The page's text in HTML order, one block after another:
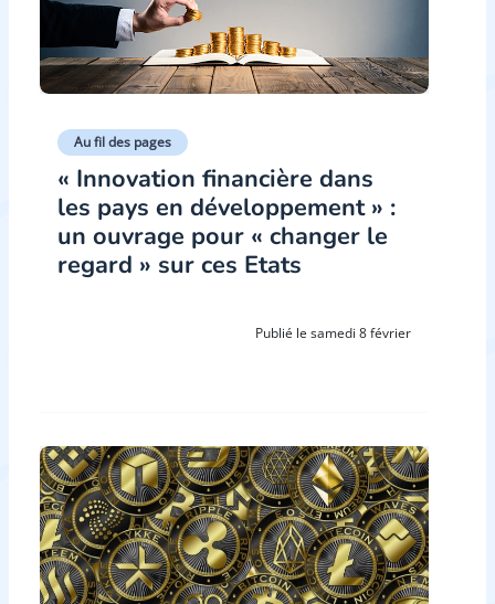
Au fil des pages
« Innovation financière dans
les pays en développement » :
un ouvrage pour « changer le
regard » sur ces Etats
Publié le samedi 8 février